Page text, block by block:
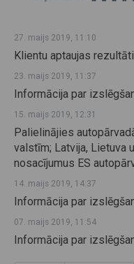
27. maijs 2019, 11:10
Klientu aptaujas rezultāti
23. maijs 2019, 11:37
Informācija par
15. maijs 2019, 12:31
Palielinājies
valstīm; Latvija, Lietuva
nosacījumus ES
14. maijs 2019, 14:37
Informācija par
07. maijs 2019, 11:54
Informācija par